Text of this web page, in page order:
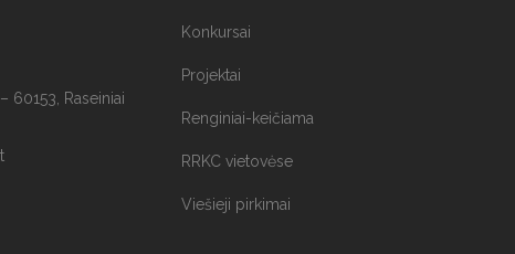
60153, Raseiniai
Konkursai
Projektai
Renginiai-keičiama
RRKC vietovėse
Viešieji pirkimai